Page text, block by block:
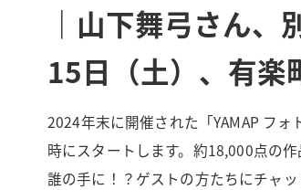
｜山下舞弓さん
15日（土）、有楽
2024年末に開催された「YAMAP フ
時にスタートします。約18,000点の
誰の手に！？ゲストの方たちにチャ